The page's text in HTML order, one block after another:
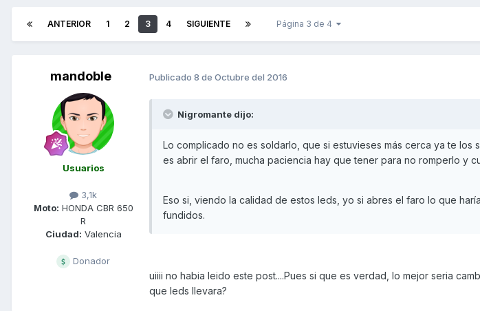
ANTERIOR 1 2 3 4 SIGUIENTE Página 3 de 4
mandoble
Usuarios
3,1k
Moto: HONDA CBR 650
R
Ciudad: Valencia
Donador
Publicado 8 de Octubre del 2016
Nigromante dijo:
Lo complicado no es soldarlo, que si estuvieses más cerca ya te los
es abrir el faro, mucha paciencia hay que tener para no romperlo y
Eso si, viendo la calidad de estos leds, yo si abres el faro lo que
fundidos.
uiiii no habia leido este post....Pues si que es verdad, lo mejor seria
que leds llevara?